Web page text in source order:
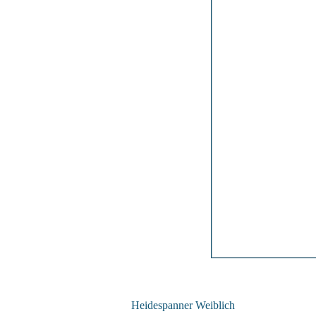
Heidespanner Weiblich